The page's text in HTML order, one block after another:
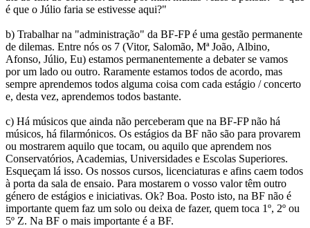
é que o Júlio faria se estivesse aqui?"
b) Trabalhar na "administração" da BF-FP é uma gestão permanente
de dilemas. Entre nós os 7 (Vitor, Salomão, Mª João, Albino,
Afonso, Júlio, Eu) estamos permanentemente a debater se vamos
por um lado ou outro. Raramente estamos todos de acordo, mas
sempre aprendemos todos alguma coisa com cada estágio / concerto
e, desta vez, aprendemos todos bastante.
c) Há músicos que ainda não perceberam que na BF-FP não há
músicos, há filarmónicos. Os estágios da BF não são para provarem
ou mostrarem aquilo que tocam, ou aquilo que aprendem nos
Conservatórios, Academias, Universidades e Escolas Superiores.
Esqueçam lá isso. Os nossos cursos, licenciaturas e afins caem todos
à porta da sala de ensaio. Para mostarem o vosso valor têm outro
género de estágios e iniciativas. Ok? Boa. Posto isto, na BF não é
importante quem faz um solo ou deixa de fazer, quem toca 1º, 2º ou
5º Z. Na BF o mais importante é a BF.